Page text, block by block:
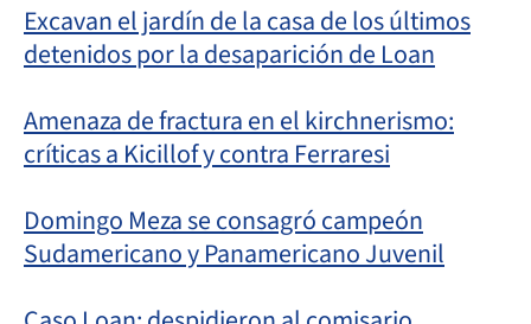
Excavan el jardín de la casa de los últimos
detenidos por la desaparición de Loan
Amenaza de fractura en el kirchnerismo:
críticas a Kicillof y contra Ferraresi
Domingo Meza se consagró campeón
Sudamericano y Panamericano Juvenil